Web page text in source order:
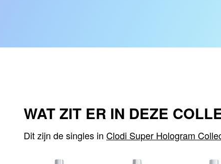
WAT ZIT ER IN DEZE
Dit zijn de singles in Clodi Super Hologram